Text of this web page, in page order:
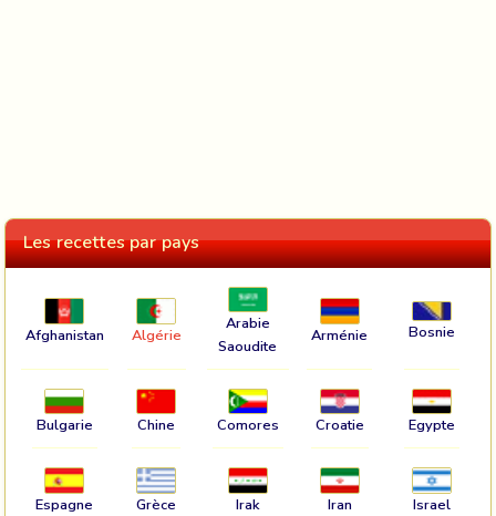
Les recettes par pays
Afghanistan Algérie
Arabie
Saoudite
Arménie Bosnie
Bulgarie Chine Comores Croatie Egypte
Espagne Grèce Irak Iran Israel